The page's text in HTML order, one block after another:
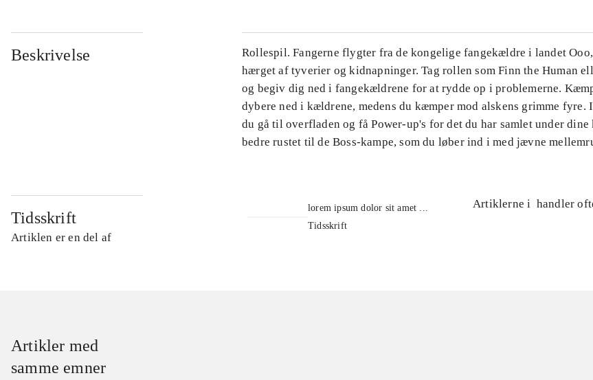
Beskrivelse
Rollespil. Fangerne flygter fra de kongelige fangekældre i landet
hærget af tyverier og kidnapninger. Tag rollen som Finn the Human
og begiv dig ned i fangekældrene for at rydde op i problemerne.
dybere ned i kældrene, medens du kæmper mod alskens grimme fyre.
du gå til overfladen og få Power-up's for det du har samlet under dine
bedre rustet til de Boss-kampe, som du løber ind i med jævne
Tidsskrift
Artiklen er en del af
lorem ipsum dolor sit amet ...
Tidsskrift
Artiklerne i handler
Artikler med
samme emner